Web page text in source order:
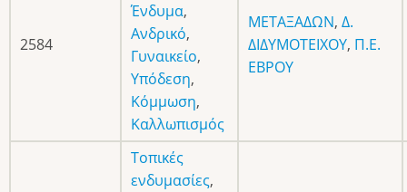
2584
Ένδυμα,
Ανδρικό,
Γυναικείο,
Υπόδεση,
Κόμμωση,
Καλλωπισμός
ΜΕΤΑΞΑΔΩΝ, Δ.
ΔΙΔΥΜΟΤΕΙΧΟΥ, Π.Ε.
ΕΒΡΟΥ
Τοπικές
ενδυμασίες,